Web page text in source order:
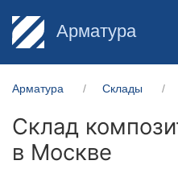
Арматура
Арматура Склады
Склад
в Москве